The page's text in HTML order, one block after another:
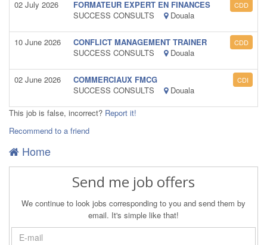
02 July 2026
FORMATEUR EXPERT EN FINANCES
SUCCESS CONSULTS
Douala
CDD
10 June 2026
CONFLICT MANAGEMENT TRAINER
SUCCESS CONSULTS
Douala
CDD
02 June 2026
COMMERCIAUX FMCG
SUCCESS CONSULTS
Douala
CDI
This job is false, incorrect? Report it!
Recommend to a friend
Home
Send me job offers
We continue to look jobs corresponding to you and send them by
email. It's simple like that!